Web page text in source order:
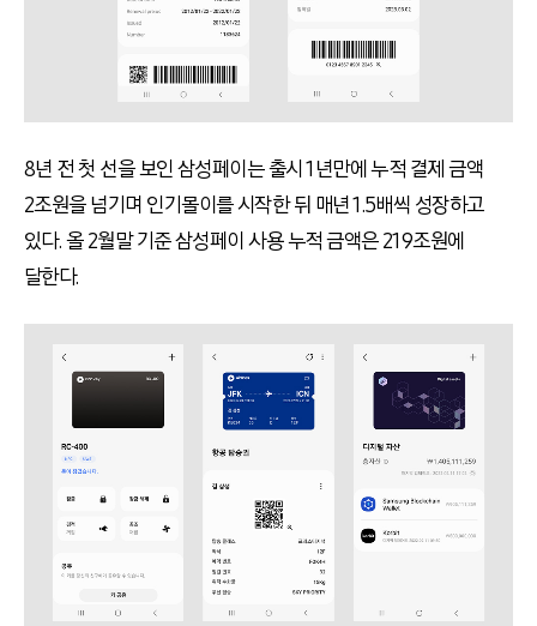
8년 전 첫 선을 보인 삼성페이는 출시1년만에 누적 결제 금액
2조원을 넘기며 인기몰이를 시작한 뒤 매년1.5배씩 성장하고
있다.올2월말 기준 삼성페이 사용 누적 금액은219조원에
달한다.